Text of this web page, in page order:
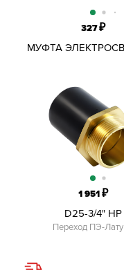
327₽
МУФТА
1 951₽
D25-3/4" НР
Переход ПЭ-